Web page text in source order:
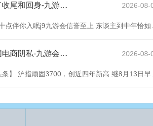
j9九游会信誉至上也逐渐学会了收尾和回身-九游会J9·(china)官方网站-真人游戏第一品牌 2026-08-
j9九游会信誉至上而是学习中国电商阴私-九游会J9·(china)官方网站-真人游戏第一品牌 2026-08-